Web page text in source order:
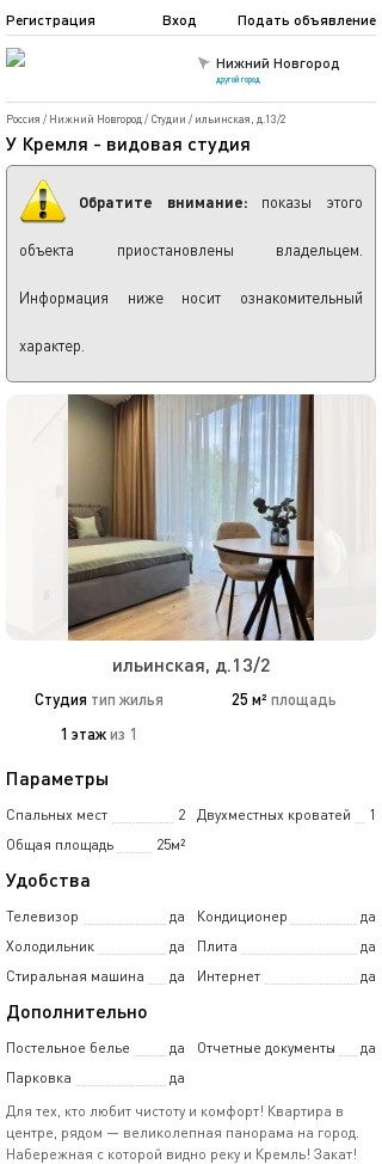
Нижний Новгород
другой город
Подать объявление
Регистрация Вход
Россия / Нижний Новгород / Студии / ильинская, д.13/2
У Кремля - видовая студия
Обратите внимание: показы этого
объекта приостановлены владельцем.
Информация ниже носит ознакомительный
характер.
ильинская, д.13/2
Студия тип жилья 25 м² площадь
1 этажиз 1
Параметры
Спальных мест 2 Двухместных кроватей
1
Общая площадь
25м²
Удобства
Телевизор да Кондиционер
да
Холодильник
да Плита
да
Стиральная машина
да Интернет да
Дополнительно
Постельное белье да Отчетные документы
да
Парковка
да
Для тех, кто любит чистоту и комфорт! Квартира в
центре, рядом — великолепная панорама на город.
Набережная с которой видно реку и Кремль! Закат!